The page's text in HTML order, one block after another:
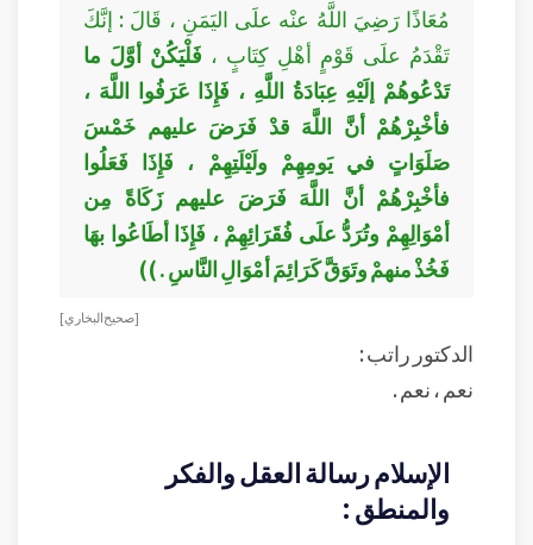
مُعَاذًا رَضِيَ اللَّهُ عنْه علَى اليَمَنِ ، قَالَ : إنَّكَ
تَقْدَمُ علَى قَوْمٍ أهْلِ كِتَابٍ ، فَلْيَكُنْ أوَّلَ ما
تَدْعُوهُمْ إلَيْهِ عِبَادَةُ اللَّهِ ، فَإِذَا عَرَفُوا اللَّهَ ،
فأخْبِرْهُمْ أنَّ اللَّهَ قدْ فَرَضَ عليهم خَمْسَ
صَلَوَاتٍ في يَومِهِمْ ولَيْلَتِهِمْ ، فَإِذَا فَعَلُوا
فأخْبِرْهُمْ أنَّ اللَّهَ فَرَضَ عليهم زَكَاةً مِن
أمْوَالِهِمْ وتُرَدُّ علَى فُقَرَائِهِمْ ، فَإِذَا أطَاعُوا بهَا
فَخُذْ منهمْ وتَوَقَّ كَرَائِمَ أمْوَالِ النَّاسِ . ))
[ صحيح البخاري ]
الدكتور راتب :
نعم ، نعم .
الإسلام رسالة العقل والفكر
والمنطق :